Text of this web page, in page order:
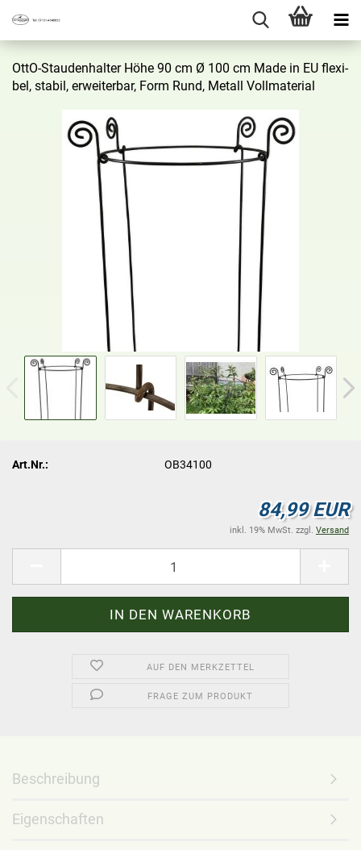
OttO-​Staudenhalter Höhe 90 cm Ø 100 cm Made in EU fle­xi­
bel, sta­bil, er­wei­ter­bar, Form Rund, Me­tall Voll­ma­te­ri­al
Art.Nr.: OB34100
84,99 EUR
inkl. 19% MwSt. zzgl. Versand
AUF DEN MERKZETTEL
FRAGE ZUM PRODUKT
Beschreibung
Eigenschaften